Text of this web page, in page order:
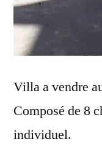
Villa a vendre
Composé de 8
individuel.